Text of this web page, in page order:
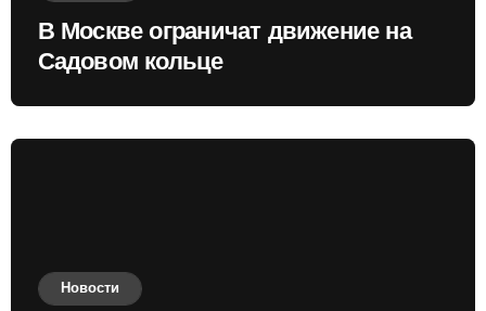
В Москве ограничат движение на
Садовом кольце
Новости